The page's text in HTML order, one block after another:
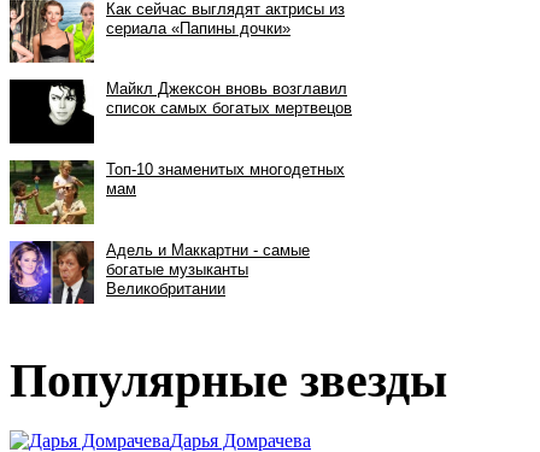
Популярные звезды
Дарья Домрачева